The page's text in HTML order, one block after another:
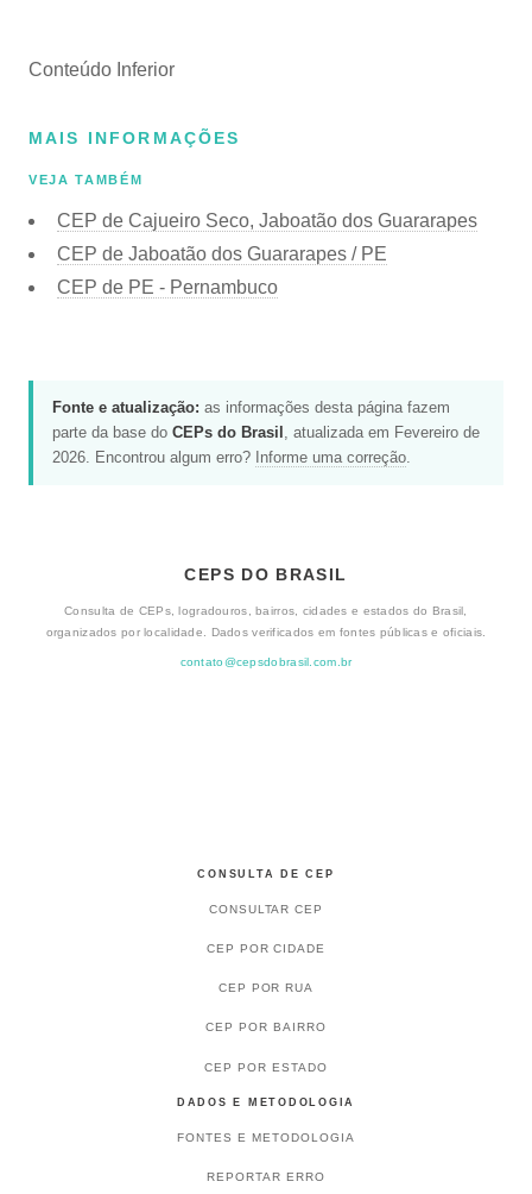
Conteúdo Inferior
MAIS INFORMAÇÕES
VEJA TAMBÉM
CEP de Cajueiro Seco, Jaboatão dos Guararapes
CEP de Jaboatão dos Guararapes / PE
CEP de PE - Pernambuco
Fonte e atualização: as informações desta página fazem
parte da base do CEPs do Brasil , atualizada em Fevereiro de
2026. Encontrou algum erro? Informe uma correção.
CEPS DO BRASIL
Consulta de CEPs, logradouros, bairros, cidades e estados do Brasil,
organizados por localidade. Dados verificados em fontes públicas e oficiais.
contato@cepsdobrasil.com.br
CONSULTA DE CEP
CONSULTAR CEP
CEP POR CIDADE
CEP POR RUA
CEP POR BAIRRO
CEP POR ESTADO
DADOS E METODOLOGIA
FONTES E METODOLOGIA
REPORTAR ERRO